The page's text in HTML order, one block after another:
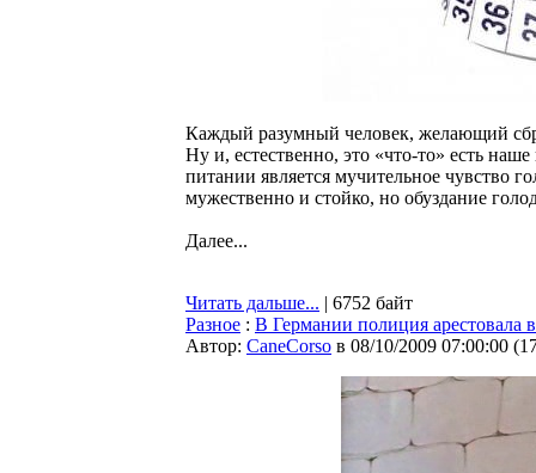
Каждый разумный человек, желающий
Ну и, естественно, это «что-то» есть
питании является мучительное чувство
мужественно и стойко, но обуздание
Далее...
Читать дальше... | 6752 байт
Разное : В Германии полиция арестовала
Автор: CaneCorso в 08/10/2009 07:00:00 (